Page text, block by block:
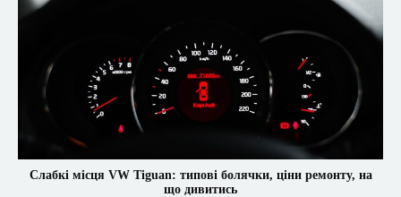
Слабкі місця VW Tiguan: типові болячки, ціни ремонту, на
що дивитись